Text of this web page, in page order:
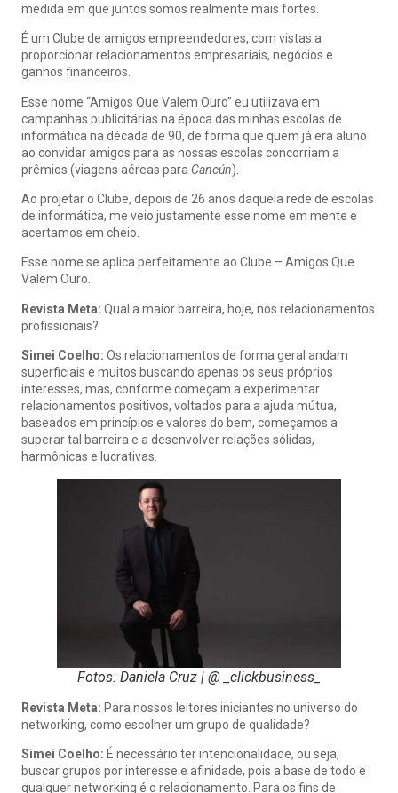
medida em que juntos somos realmente mais fortes.
É um Clube de amigos empreendedores, com vistas a
proporcionar relacionamentos empresariais, negócios e
ganhos financeiros.
Esse nome “Amigos Que Valem Ouro” eu utilizava em
campanhas publicitárias na época das minhas escolas de
informática na década de 90, de forma que quem já era aluno
ao convidar amigos para as nossas escolas concorriam a
prêmios (viagens aéreas para Cancún).
Ao projetar o Clube, depois de 26 anos daquela rede de escolas
de informática, me veio justamente esse nome em mente e
acertamos em cheio.
Esse nome se aplica perfeitamente ao Clube – Amigos Que
Valem Ouro.
Revista Meta: Qual a maior barreira, hoje, nos relacionamentos
profissionais?
Simei Coelho: Os relacionamentos de forma geral andam
superficiais e muitos buscando apenas os seus próprios
interesses, mas, conforme começam a experimentar
relacionamentos positivos, voltados para a ajuda mútua,
baseados em princípios e valores do bem, começamos a
superar tal barreira e a desenvolver relações sólidas,
harmônicas e lucrativas.
Fotos: Daniela Cruz | @ _clickbusiness_
Revista Meta: Para nossos leitores iniciantes no universo do
networking, como escolher um grupo de qualidade?
Simei Coelho: É necessário ter intencionalidade, ou seja,
buscar grupos por interesse e afinidade, pois a base de todo e
qualquer networking é o relacionamento. Para os fins de